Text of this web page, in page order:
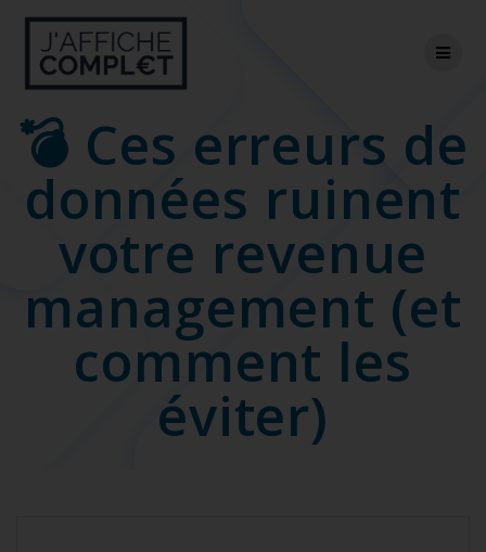
💣 Ces erreurs de
données ruinent
votre revenue
management (et
comment les
éviter)